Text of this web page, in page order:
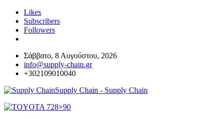
Likes
Subscribers
Followers
Σάββατο, 8 Αυγούστου, 2026
info@supply-chain.gr
+302109010040
Supply Chain - Supply Chain